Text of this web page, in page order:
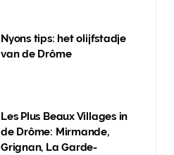
Nyons tips: het olijfstadje
van de Drôme
Les Plus Beaux Villages in
de Drôme: Mirmande,
Grignan, La Garde-